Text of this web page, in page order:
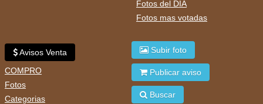
Fotos del DIA
Fotos mas votadas
Avisos Venta
COMPRO
Fotos
Categorias
Subir foto
Publicar aviso
Buscar